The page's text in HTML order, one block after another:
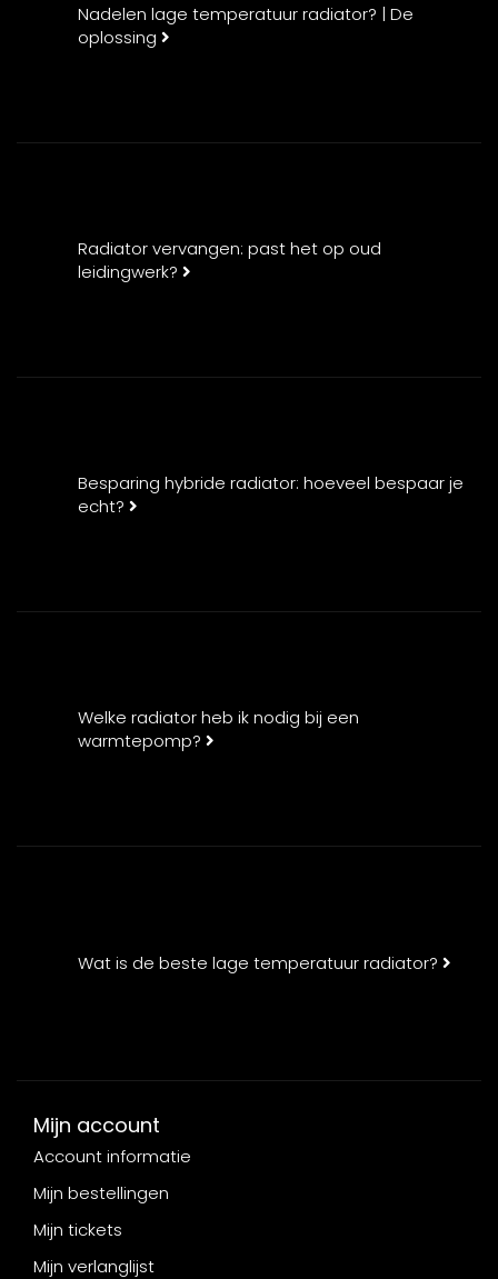
Nadelen lage temperatuur radiator? | De
oplossing
Radiator vervangen: past het op oud
leidingwerk?
Besparing hybride radiator: hoeveel bespaar je
echt?
Welke radiator heb ik nodig bij een
warmtepomp?
Wat is de beste lage temperatuur radiator?
Mijn account
Account informatie
Mijn bestellingen
Mijn tickets
Mijn verlanglijst